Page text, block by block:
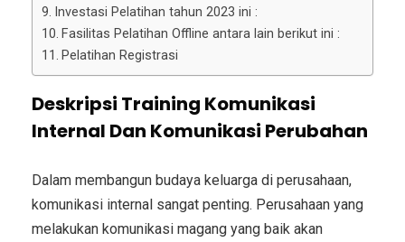
Investasi Pelatihan tahun 2023 ini :
Fasilitas Pelatihan Offline antara lain berikut ini :
Pelatihan Registrasi
Deskripsi Training Komunikasi
Internal Dan Komunikasi Perubahan
Dalam membangun budaya keluarga di perusahaan,
komunikasi internal sangat penting. Perusahaan yang
melakukan komunikasi magang yang baik akan